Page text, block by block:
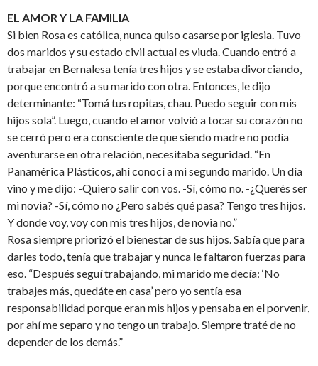
EL AMOR Y LA FAMILIA
Si bien Rosa es católica, nunca quiso casarse por iglesia. Tuvo
dos maridos y su estado civil actual es viuda. Cuando entró a
trabajar en Bernalesa tenía tres hijos y se estaba divorciando,
porque encontró a su marido con otra. Entonces, le dijo
determinante: “Tomá tus ropitas, chau. Puedo seguir con mis
hijos sola”. Luego, cuando el amor volvió a tocar su corazón no
se cerró pero era consciente de que siendo madre no podía
aventurarse en otra relación, necesitaba seguridad. “En
Panamérica Plásticos, ahí conocí a mi segundo marido. Un día
vino y me dijo: -Quiero salir con vos. -Sí, cómo no. -¿Querés ser
mi novia? -Sí, cómo no ¿Pero sabés qué pasa? Tengo tres hijos.
Y donde voy, voy con mis tres hijos, de novia no.”
Rosa siempre priorizó el bienestar de sus hijos. Sabía que para
darles todo, tenía que trabajar y nunca le faltaron fuerzas para
eso. “Después seguí trabajando, mi marido me decía: ‘No
trabajes más, quedáte en casa’ pero yo sentía esa
responsabilidad porque eran mis hijos y pensaba en el porvenir,
por ahí me separo y no tengo un trabajo. Siempre traté de no
depender de los demás.”